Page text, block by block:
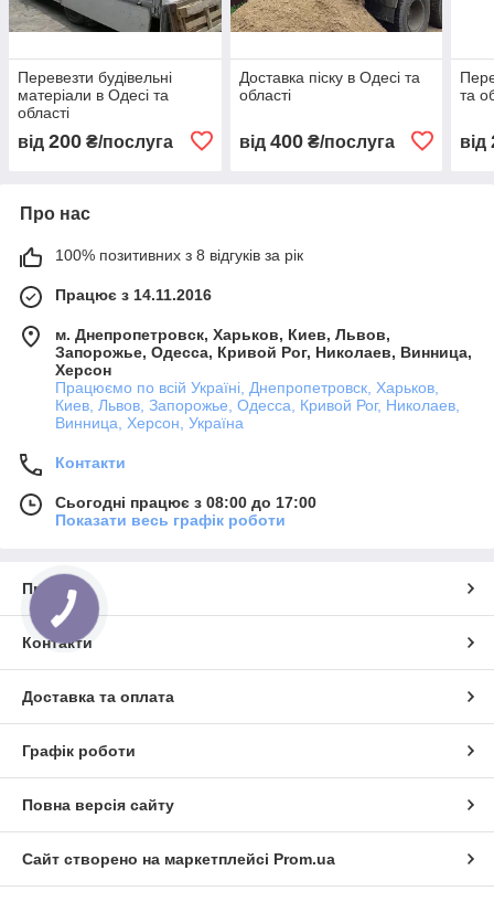
Перевезти будівельні
матеріали в Одесі та
області
від 200 ₴/послуга
Доставка піску в Одесі та
області
від 400₴/послуга
та
від
Про нас
100% позитивних з 8 відгуків за рік
Працює з 14.11.2016
м. Днепропетровск, Харьков, Киев, Львов,
Запорожье, Одесса, Кривой Рог, Николаев, Винница,
Херсон
Працюємо по всій Україні, Днепропетровск, Харьков,
Киев, Львов, Запорожье, Одесса, Кривой Рог, Николаев,
Винница, Херсон, Україна
Контакти
Сьогодні працює з 08:00 до 17:00
Показати весь графік роботи
Про нас
Контакти
Доставка та оплата
Графік роботи
Повна версія сайту
Сайт створено на маркетплейсі Prom.ua